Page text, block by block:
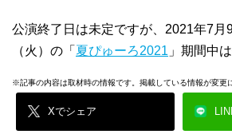
公演終了日は未定ですが、2021年7月
（火）の「 夏ぴゅーろ2021 」期間中
※記事の内容は取材時の情報です。掲載している情報が変更
Xでシェア